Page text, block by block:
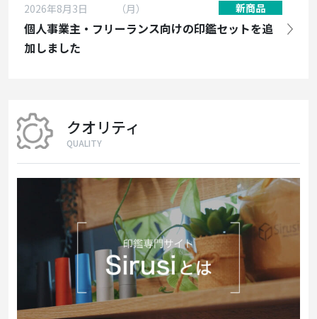
2026年8月3日 （月） 新商品
個人事業主・フリーランス向けの印鑑セットを追
加しました
クオリティ
QUALITY